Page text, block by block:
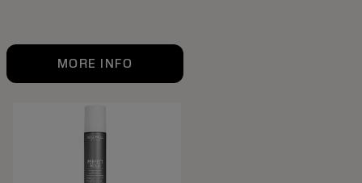
MORE INFO